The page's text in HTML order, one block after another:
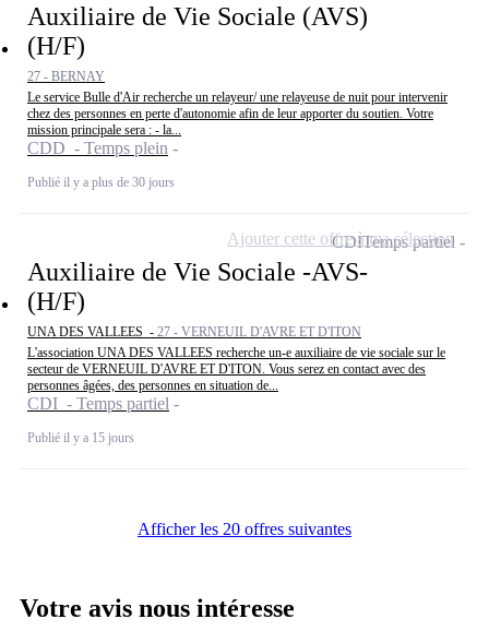
Auxiliaire de Vie Sociale (AVS)
(H/F)
27 - BERNAY
Le service Bulle d'Air recherche un relayeur/ une relayeuse de nuit pour intervenir
chez des personnes en perte d'autonomie afin de leur apporter du soutien. Votre
mission principale sera : - la...
CDD - Temps plein
Publié il y a plus de 30 jours
Auxiliaire de Vie Sociale -AVS-
(H/F)
UNA DES VALLEES - 27 - VERNEUIL D'AVRE ET D'ITON
L'association UNA DES VALLEES recherche un-e auxiliaire de vie sociale sur le
secteur de VERNEUIL D'AVRE ET D'ITON. Vous serez en contact avec des
personnes âgées, des personnes en situation de...
CDI - Temps partiel
Publié il y a 15 jours
CDITemps partiel
Ajouter cette offre à ma sélection
Afficher les 20 offres suivantes
Votre avis nous intéresse